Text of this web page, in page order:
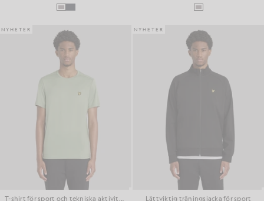
NYHETER
T-shirt för sport och tekniska aktiviteter
NYHETER
Lättviktig träningsjacka för sport